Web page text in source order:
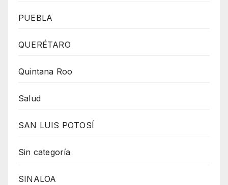
PUEBLA
QUERÉTARO
Quintana Roo
Salud
SAN LUIS POTOSÍ
Sin categoría
SINALOA